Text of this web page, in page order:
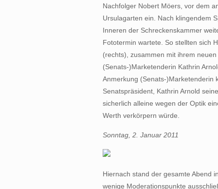
Nachfolger Nobert Möers, vor dem
Ursulagarten ein. Nach klingendem
Inneren der Schreckenskammer
Fototermin wartete. So stellten sich
(rechts), zusammen mit ihrem
(Senats-)Marketenderin Kathrin
Anmerkung (Senats-)Marketenderin
Senatspräsident, Kathrin Arnold
sicherlich alleine wegen der Optik
Werth verkörpern würde.
Sonntag, 2. Januar 2011
Hiernach stand der gesamte Abend
wenige Moderationspunkte